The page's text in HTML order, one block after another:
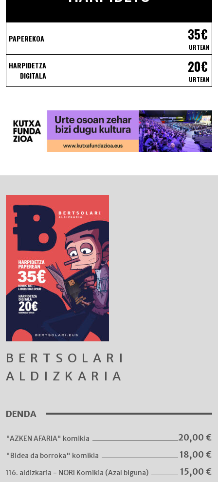
PAPEREKOA 35€
URTEAN
HARPIDETZA
DIGITALA
20€
URTEAN
BERTSOLARI
ALDIZKARIA
DENDA
"AZKEN AFARIA" komikia 20,00 €
"Bidea da borroka" komikia 18,00 €
116. aldizkaria - NORI Komikia (Azal biguna) 15,00 €